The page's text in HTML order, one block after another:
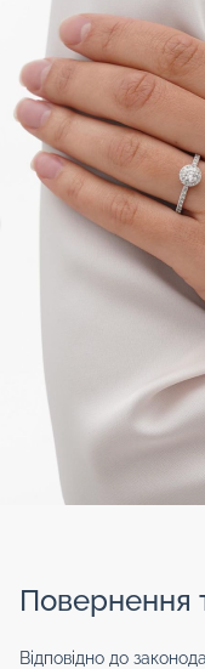
Повернення
Відповідно до